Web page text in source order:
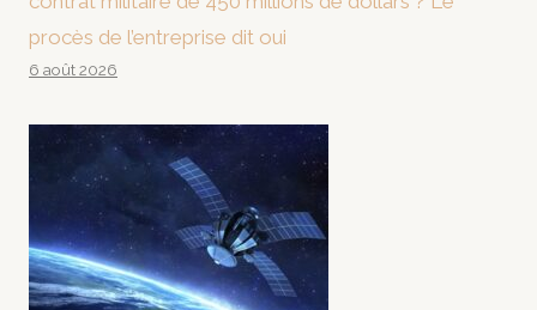
procès de l’entreprise dit oui
6 août 2026